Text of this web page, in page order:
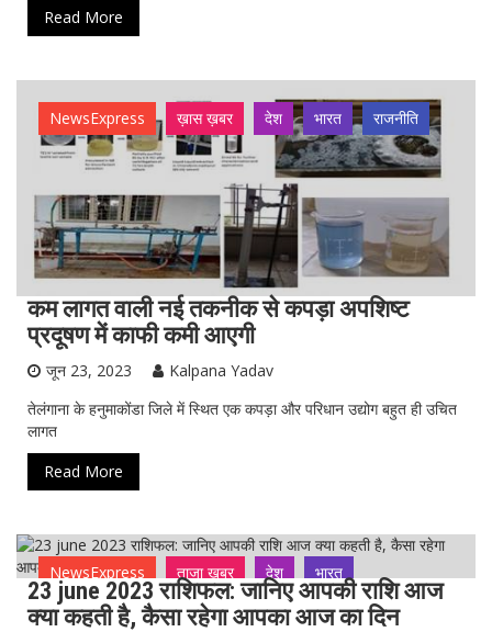
Read More
NewsExpress ख़ास ख़बर देश भारत राजनीति
कम लागत वाली नई तकनीक से कपड़ा अपशिष्ट
प्रदूषण में काफी कमी आएगी
जून 23, 2023
Kalpana Yadav
तेलंगाना के हनुमाकोंडा जिले में स्थित एक कपड़ा और परिधान उद्योग बहुत ही उचित
लागत
Read More
NewsExpress ताजा ख़बर देश भारत
23 june 2023 राशिफल: जानिए आपकी राशि आज
क्या कहती है, कैसा रहेगा आपका आज का दिन